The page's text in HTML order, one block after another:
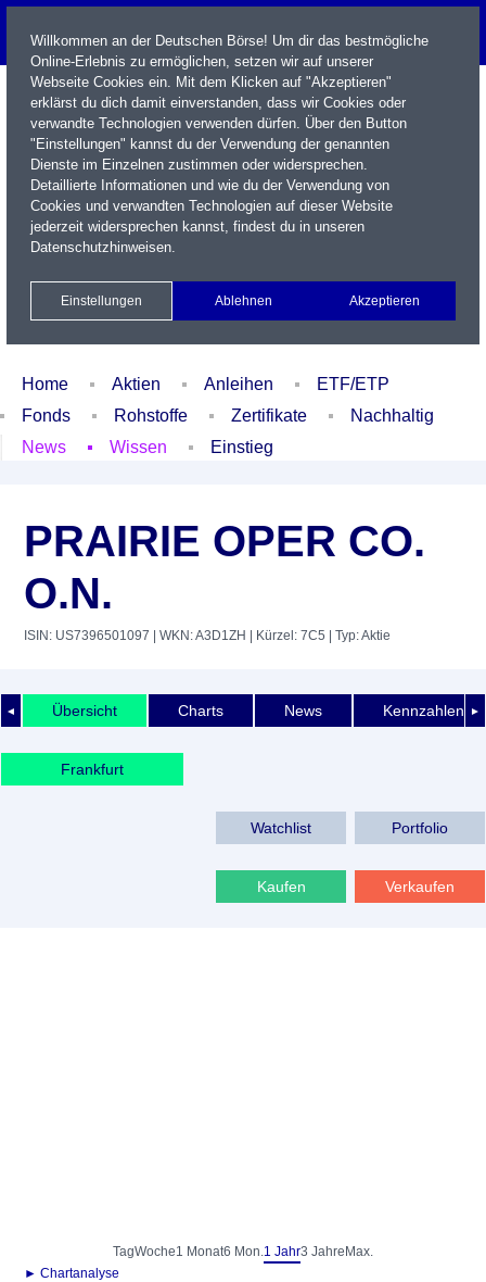
Name / WKN / ISIN / Kürzel
Xetra Realtime
Watchlist Portfolio Login
Home Aktien Anleihen
ETF/ETP
Fonds
Rohstoffe Zertifikate
Nachhaltig
News
Wissen Einstieg
PRAIRIE OPER CO.
O.N.
ISIN: US7396501097 | WKN: A3D1ZH | Kürzel: 7C5 | Typ: Aktie
◄ ►
Übersicht Charts News Kennzahlen
Frankfurt
Watchlist Portfolio
Kaufen Verkaufen
TagWoche1 Monat6 Mon.1 Jahr3 Jahre Max.
► Chartanalyse
Willkommen an der Deutschen Börse! Um dir das bestmögliche
Online-Erlebnis zu ermöglichen, setzen wir auf unserer
Webseite Cookies ein. Mit dem Klicken auf "Akzeptieren"
erklärst du dich damit einverstanden, dass wir Cookies oder
verwandte Technologien verwenden dürfen. Über den Button
"Einstellungen" kannst du der Verwendung der genannten
Dienste im Einzelnen zustimmen oder widersprechen.
Detaillierte Informationen und wie du der Verwendung von
Cookies und verwandten Technologien auf dieser Website
jederzeit widersprechen kannst, findest du in unseren
Datenschutzhinweisen.
Einstellungen Ablehnen Akzeptieren